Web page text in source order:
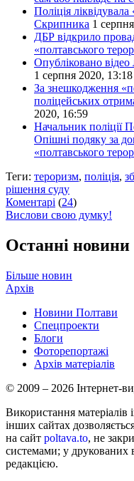
Поліція
Скрипника 1
ДБР відкрило
«полтавського
Опубліковано відео
1 серпня 2020, 13:18
За знешкодження
поліцейських
2020, 16:59
Начальник поліції
Опішні подяку за
«полтавського
Теги: тероризм, поліція,
рішення суду
Коментарі (24)
Вислови свою думку!
Останні новини
Більше новин
Архів
Новини Полтави
Спецпроекти
Блоги
Фоторепортажі
Архів матеріалів
© 2009 – 2026 Інтернет-
Використання
інших сайтах
на сайт poltava.to, не
системами; у
редакцією.